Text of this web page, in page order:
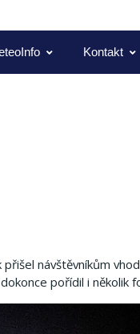
Kontakt
návštěvníkům
pořídil i několik